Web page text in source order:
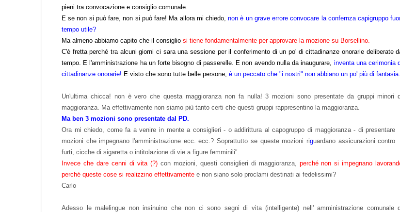
pieni tra convocazione e consiglio comunale.
E se non si può fare, non si può fare! Ma allora mi chiedo,non è un grave errore convocare la confernza capigruppo
tempo utile?
Ma almeno abbiamo capito che il consiglio si tiene fondamentalmente per approvare la mozione su Borsellino.
C'è fretta perché tra alcuni giorni ci sara una sessione per il conferimento di un po' di cittadinanze onorarie deliberate
tempo. E l'amministrazione ha un forte bisogno di passerelle. E non avendo nulla da inaugurare, inventa una cerimonia
cittadinanze onorarie! E visto che sono tutte belle persone, è un peccato che "i nostri" non abbiano un po' più di fantasia.
Un'ultima chicca! non è vero che questa maggioranza non fa nulla! 3 mozioni sono presentate da gruppi minori
maggioranza. Ma effettivamente non siamo più tanto certi che questi gruppi rappresentino la maggioranza.
Ma ben 3 mozioni sono presentate dal PD.
Ora mi chiedo, come fa a venire in mente a consiglieri - o addirittura al capogruppo di maggioranza - di presentare
mozioni che impegnano l'amministrazione ecc. ecc.? Soprattutto se queste mozioni riguardano assicurazioni contro
furti, cicche di sigaretta o intitolazione di vie a figure femminili".
Invece che dare cenni di vita (?) con mozioni, questi consiglieri di maggioranza, perché non si impegnano
perché queste cose si realizzino effettivamente e non siano solo proclami destinati ai fedelissimi?
Carlo
Adesso le malelingue non insinuino che non ci sono segni di vita (intelligente) nell' amministrazione comunale